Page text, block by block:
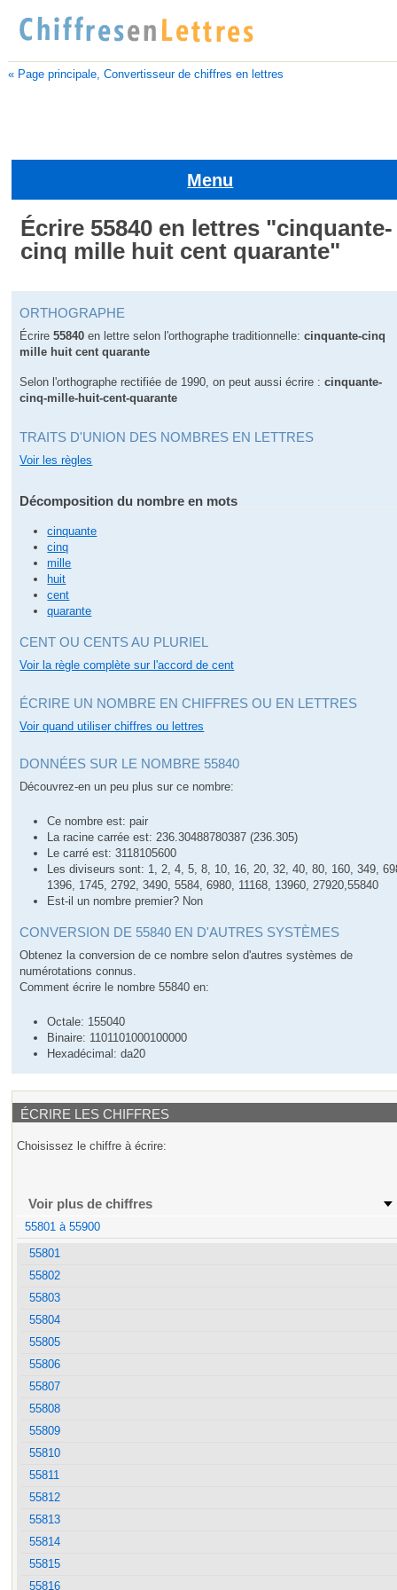
« Page principale, Convertisseur de chiffres en lettres
Menu
Écrire 55840 en lettres "cinquante-
cinq mille huit cent quarante"
ORTHOGRAPHE
Écrire55840 en lettre selon l'orthographe traditionnelle:cinquante-cinq
mille huit cent quarante
Selon l'orthographe rectifiée de 1990, on peut aussi écrire :cinquante-
cinq-mille-huit-cent-quarante
TRAITS D'UNION DES NOMBRES EN LETTRES
Voir les règles
Décomposition du nombre en mots
cinquante
cinq
mille
huit
cent
quarante
CENT OU CENTS AU PLURIEL
Voir la règle complète sur l'accord de cent
ÉCRIRE UN NOMBRE EN CHIFFRES OU EN LETTRES
Voir quand utiliser chiffres ou lettres
DONNÉES SUR LE NOMBRE 55840
Découvrez-en un peu plus sur ce nombre:
Ce nombre est: pair
La racine carrée est: 236.30488780387 (236.305)
Le carré est: 3118105600
Les diviseurs sont: 1, 2, 4, 5, 8, 10, 16, 20, 32, 40, 80, 160, 349,
1396, 1745, 2792, 3490, 5584, 6980, 11168, 13960, 27920,55840
Est-il un nombre premier? Non
CONVERSION DE 55840 EN D'AUTRES SYSTÈMES
Obtenez la conversion de ce nombre selon d'autres systèmes de
numérotations connus.
Comment écrire le nombre 55840 en:
Octale: 155040
Binaire: 1101101000100000
Hexadécimal: da20
ÉCRIRE LES CHIFFRES
Choisissez le chiffre à écrire:
Voir plus de chiffres
55801 à 55900
55801
55802
55803
55804
55805
55806
55807
55808
55809
55810
55811
55812
55813
55814
55815
55816